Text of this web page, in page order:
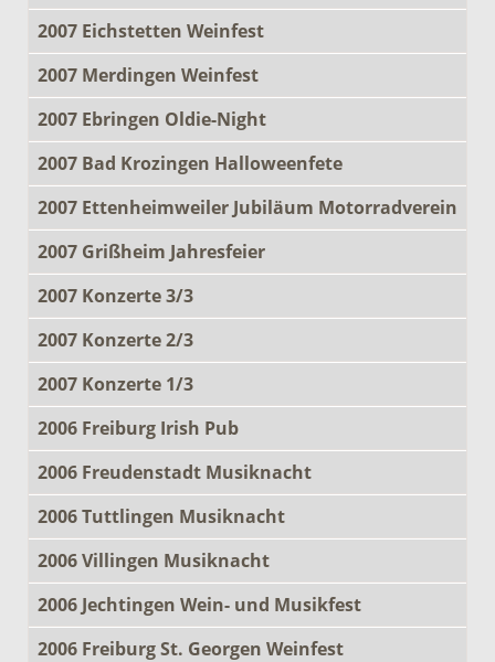
2007 Eichstetten Weinfest
2007 Merdingen Weinfest
2007 Ebringen Oldie-Night
2007 Bad Krozingen Halloweenfete
2007 Ettenheimweiler Jubiläum Motorradverein
2007 Grißheim Jahresfeier
2007 Konzerte 3/3
2007 Konzerte 2/3
2007 Konzerte 1/3
2006 Freiburg Irish Pub
2006 Freudenstadt Musiknacht
2006 Tuttlingen Musiknacht
2006 Villingen Musiknacht
2006 Jechtingen Wein- und Musikfest
2006 Freiburg St. Georgen Weinfest